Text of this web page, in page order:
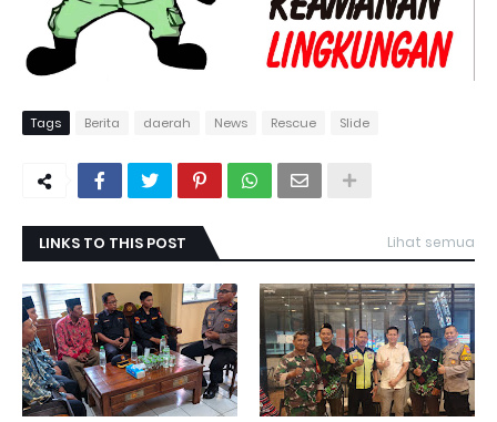
Tags Berita daerah News Rescue Slide
LINKS TO THIS POST Lihat semua